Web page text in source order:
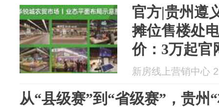
官方|贵州遵
摊位售楼处
价：3万起官
最新直售|权
格-户型-地址
新房线上营销中心
从“县级赛”到“省级赛”，贵州